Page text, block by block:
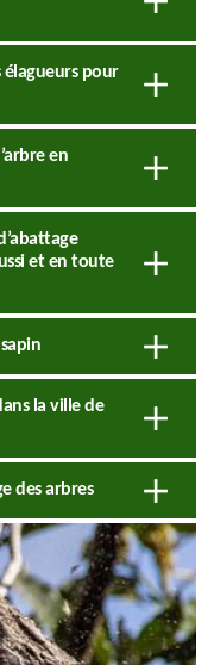
élagueurs pour
en
et en toute
la ville de
des arbres